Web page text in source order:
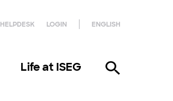
HELPDESK LOGIN ENGLISH
Life at ISEG